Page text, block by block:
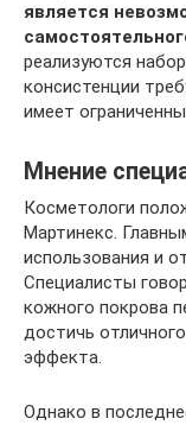
является
реализуются
консистенции
имеет
Мнение
Косметологи
Мартинекс.
использования и
Специалисты
кожного покрова
достичь
эффекта.
Однако в